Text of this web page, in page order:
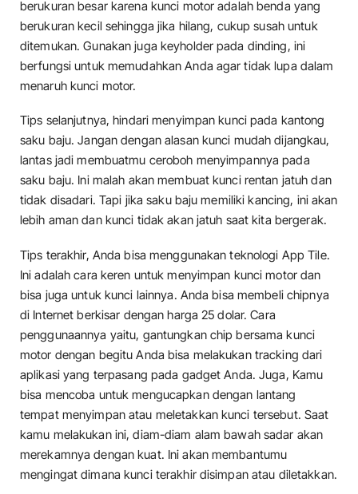
berukuran besar karena kunci motor adalah benda yang
berukuran kecil sehingga jika hilang, cukup susah untuk
ditemukan. Gunakan juga keyholder pada dinding, ini
berfungsi untuk memudahkan Anda agar tidak lupa dalam
menaruh kunci motor.
Tips selanjutnya, hindari menyimpan kunci pada kantong
saku baju. Jangan dengan alasan kunci mudah dijangkau,
lantas jadi membuatmu ceroboh menyimpannya pada
saku baju. Ini malah akan membuat kunci rentan jatuh dan
tidak disadari. Tapi jika saku baju memiliki kancing, ini akan
lebih aman dan kunci tidak akan jatuh saat kita bergerak.
Tips terakhir, Anda bisa menggunakan teknologi App Tile.
Ini adalah cara keren untuk menyimpan kunci motor dan
bisa juga untuk kunci lainnya. Anda bisa membeli chipnya
di Internet berkisar dengan harga 25 dolar. Cara
penggunaannya yaitu, gantungkan chip bersama kunci
motor dengan begitu Anda bisa melakukan tracking dari
aplikasi yang terpasang pada gadget Anda. Juga, Kamu
bisa mencoba untuk mengucapkan dengan lantang
tempat menyimpan atau meletakkan kunci tersebut. Saat
kamu melakukan ini, diam-diam alam bawah sadar akan
merekamnya dengan kuat. Ini akan membantumu
mengingat dimana kunci terakhir disimpan atau diletakkan.